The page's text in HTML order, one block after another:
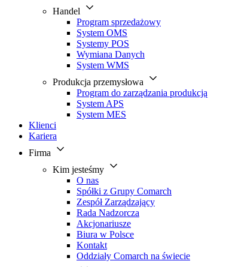
Handel
Program sprzedażowy
System OMS
Systemy POS
Wymiana Danych
System WMS
Produkcja przemysłowa
Program do zarządzania produkcją
System APS
System MES
Klienci
Kariera
Firma
Kim jesteśmy
O nas
Spółki z Grupy Comarch
Zespół Zarządzający
Rada Nadzorcza
Akcjonariusze
Biura w Polsce
Kontakt
Oddziały Comarch na świecie